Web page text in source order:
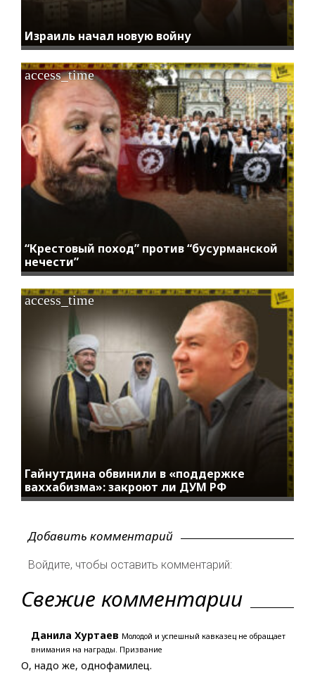
Израиль начал новую войну
“Крестовый поход” против “бусурманской
нечести”
access_time
Гайнутдина обвинили в «поддержке
ваххабизма»: закроют ли ДУМ РФ
access_time
Добавить комментарий
Войдите, чтобы оставить комментарий:
Свежие комментарии
Данила Хуртаев Молодой и успешный кавказец не обращает
внимания на награды. Призвание
О, надо же, однофамилец.